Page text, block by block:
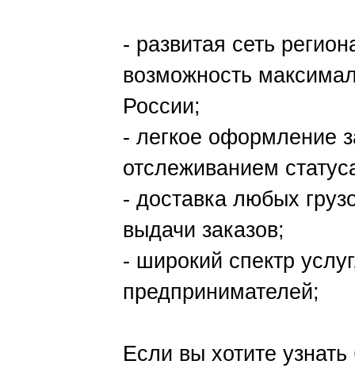
- развитая сеть
возможность
России;
- легкое оформление
отслеживанием
- доставка любых
выдачи заказов;
- широкий спектр
предпринимателей;
Если вы хотите